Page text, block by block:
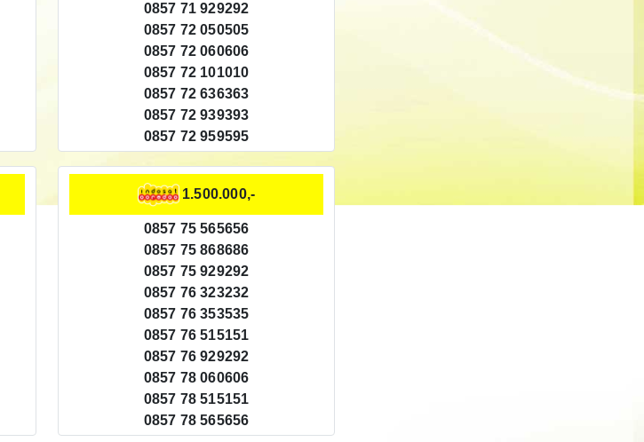
0857 71 929292
0857 72 050505
0857 72 060606
0857 72 101010
0857 72 636363
0857 72 939393
0857 72 959595
1.500.000,-
0857 75 565656
0857 75 868686
0857 75 929292
0857 76 323232
0857 76 353535
0857 76 515151
0857 76 929292
0857 78 060606
0857 78 515151
0857 78 565656